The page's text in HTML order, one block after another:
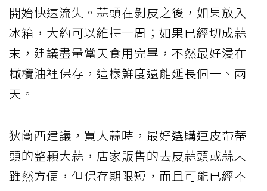
開始快速流失。蒜頭在剝皮之後，如果放入
冰箱，大約可以維持一周；如果已經切成蒜
末，建議盡量當天食用完畢，不然最好浸在
橄欖油裡保存，這樣鮮度還能延長個一、兩
天。
狄蘭西建議，買大蒜時，最好選購連皮帶蒂
頭的整顆大蒜，店家販售的去皮蒜頭或蒜末
雖然方便，但保存期限短，而且可能已經不